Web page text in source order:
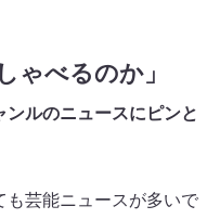
ゃべるのか」
ルのニュースにピンと
も芸能ニュースが多いで